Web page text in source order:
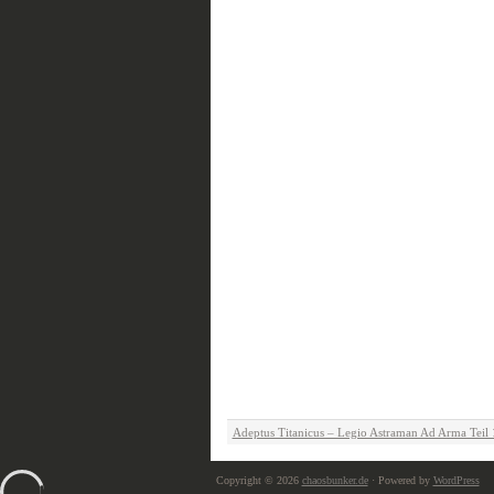
Adeptus Titanicus – Legio Astraman Ad Arma Teil
Copyright © 2026 chaosbunker.de· Powered by WordPress